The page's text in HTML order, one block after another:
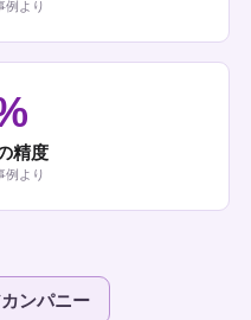
例より
精度
例より
ンパニー